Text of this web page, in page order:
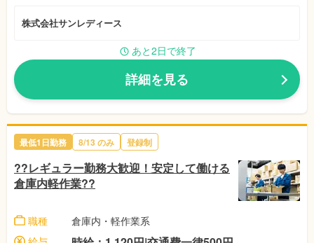
株式会社サンレディース
あと2日で終了
詳細を見る
最低1日勤務 8/13 のみ 登録制
??レギュラー勤務大歓迎！安定して働ける
倉庫内軽作業??
職種
倉庫内・軽作業系